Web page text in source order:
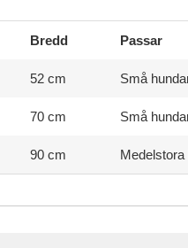
Bredd Passar
52 cm Små
70 cm Små
90 cm Medelstora